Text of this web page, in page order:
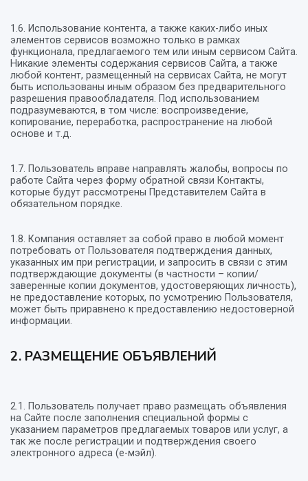
1.6. Использование контента, а также каких-либо иных
элементов сервисов возможно только в рамках
функционала, предлагаемого тем или иным сервисом Сайта.
Никакие элементы содержания сервисов Сайта, а также
любой контент, размещенный на сервисах Сайта, не могут
быть использованы иным образом без предварительного
разрешения правообладателя. Под использованием
подразумеваются, в том числе: воспроизведение,
копирование, переработка, распространение на любой
основе и т.д.
1.7. Пользователь вправе направлять жалобы, вопросы по
работе Сайта через форму обратной связи Контакты,
которые будут рассмотрены Представителем Сайта в
обязательном порядке.
1.8. Компания оставляет за собой право в любой момент
потребовать от Пользователя подтверждения данных,
указанных им при регистрации, и запросить в связи с этим
подтверждающие документы (в частности – копии/
заверенные копии документов, удостоверяющих личность),
не предоставление которых, по усмотрению Пользователя,
может быть приравнено к предоставлению недостоверной
информации.
2. РАЗМЕЩЕНИЕ ОБЪЯВЛЕНИЙ
2.1. Пользователь получает право размещать объявления
на Сайте после заполнения специальной формы с
указанием параметров предлагаемых товаров или услуг, а
так же после регистрации и подтверждения своего
электронного адреса (е-мэйл).